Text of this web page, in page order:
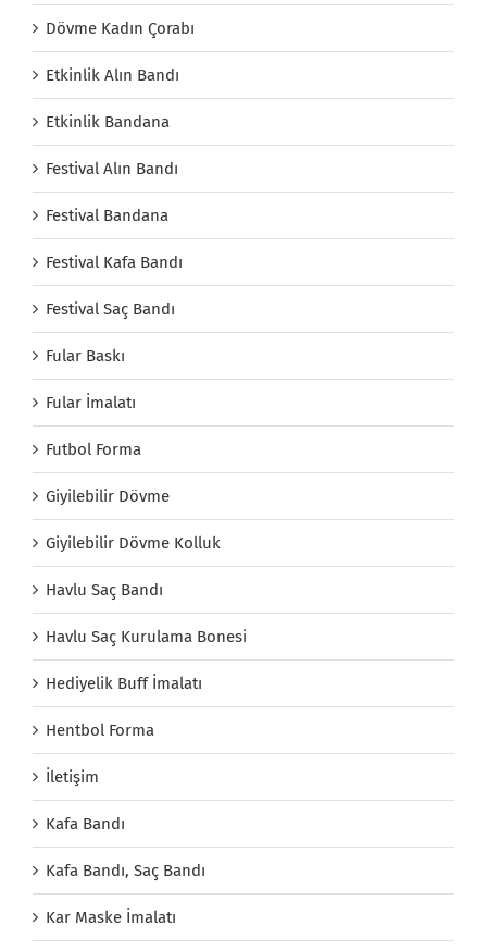
Dövme Kadın Çorabı
Etkinlik Alın Bandı
Etkinlik Bandana
Festival Alın Bandı
Festival Bandana
Festival Kafa Bandı
Festival Saç Bandı
Fular Baskı
Fular İmalatı
Futbol Forma
Giyilebilir Dövme
Giyilebilir Dövme Kolluk
Havlu Saç Bandı
Havlu Saç Kurulama Bonesi
Hediyelik Buff İmalatı
Hentbol Forma
İletişim
Kafa Bandı
Kafa Bandı, Saç Bandı
Kar Maske İmalatı